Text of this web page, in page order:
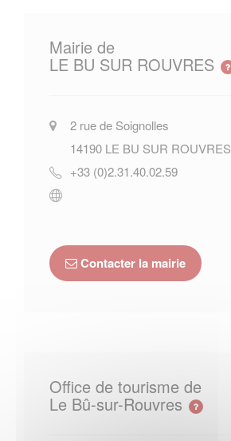
Mairie de
LE BU SUR ROUVRES
2 rue de Soignolles
14190 LE BU SUR ROUVRES
+33 (0)2.31.40.02.59
Contacter la mairie
Office de tourisme de
Le Bû-sur-Rouvres